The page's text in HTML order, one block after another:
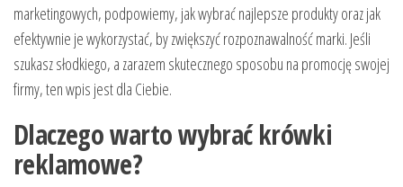
marketingowych, podpowiemy, jak wybrać najlepsze produkty oraz jak
efektywnie je wykorzystać, by zwiększyć rozpoznawalność marki. Jeśli
szukasz słodkiego, a zarazem skutecznego sposobu na promocję swojej
firmy, ten wpis jest dla Ciebie.
Dlaczego warto wybrać krówki
reklamowe?